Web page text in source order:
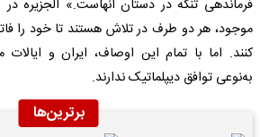
فرماندهی تنگه در دستان آنهاست.» الجزیره
موجود، هر دو طرف در تلاش‌ هستند تا خود را
کنند. اما با تمام این اوصاف، ایران و
به‌نوعی توافق دیپلماتیک ندارند.
برترین‌ها